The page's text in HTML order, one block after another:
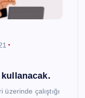
kullanacak.
üzerinde çalıştığı